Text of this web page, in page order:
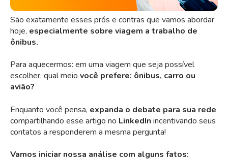
São exatamente esses prós e contras que vamos abordar
hoje, especialmente sobre viagem a trabalho de
ônibus.
Para aquecermos: em uma viagem que seja possível
escolher, qual meio você prefere: ônibus, carro ou
avião?
Enquanto você pensa, expanda o debate para sua rede
compartilhando esse artigo no LinkedIn incentivando seus
contatos a responderem a mesma pergunta!
Vamos iniciar nossa análise com alguns fatos: